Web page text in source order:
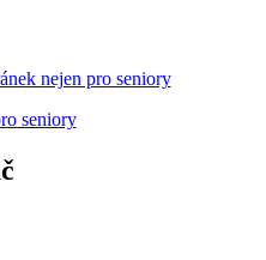
nejen pro seniory